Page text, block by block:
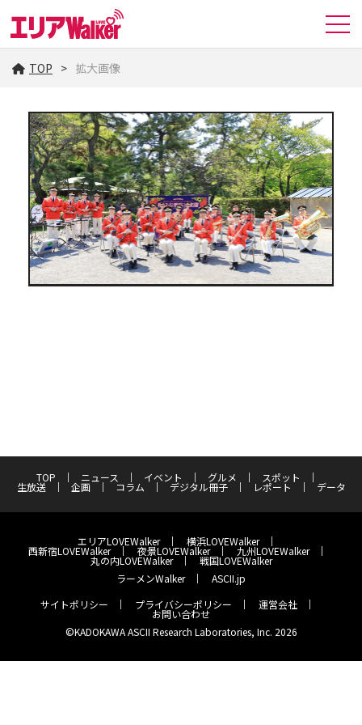
TOP 拡大画像
TOP ニュース イベント グルメ スポット
生放送 企画 コラム デジタル冊子 レポート データ
エリアLOVEWalker 横浜LOVEWalker
西新宿LOVEWalker 夜景LOVEWalker 九州LOVEWalker
丸の内LOVEWalker
戦国LOVEWalker
ラーメンWalker
ASCII.jp
サイトポリシー
プライバシーポリシー 運営会社
お問い合わせ
©KADOKAWA ASCII Research Laboratories, Inc. 2026